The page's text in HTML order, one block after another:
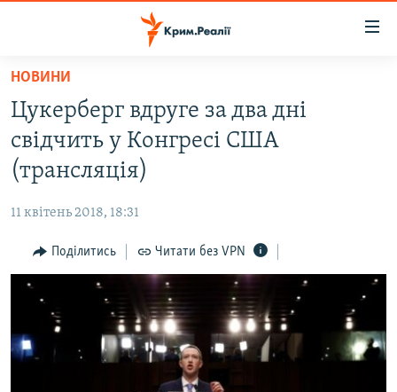
Перейти
основного
матеріалу
Перейти
до
основної
Перейти
до
пошуку
ВОДА.КРИМ
ВІДЕО ТА ФОТО
БЛОГИ
ПОГЛЯД
ІНТЕРВ'Ю
ВСЕ ЗА ДЕНЬ
СПЕЦПРОЕКТИ
ЯК ОБІЙТИ БЛОКУВАННЯ
НОВИНИ
Цукерберг вдруге за два дні
свідчить у Конгресі США
(трансляція)
11 квітень 2018, 18:31
Поділитись Читати без VPN